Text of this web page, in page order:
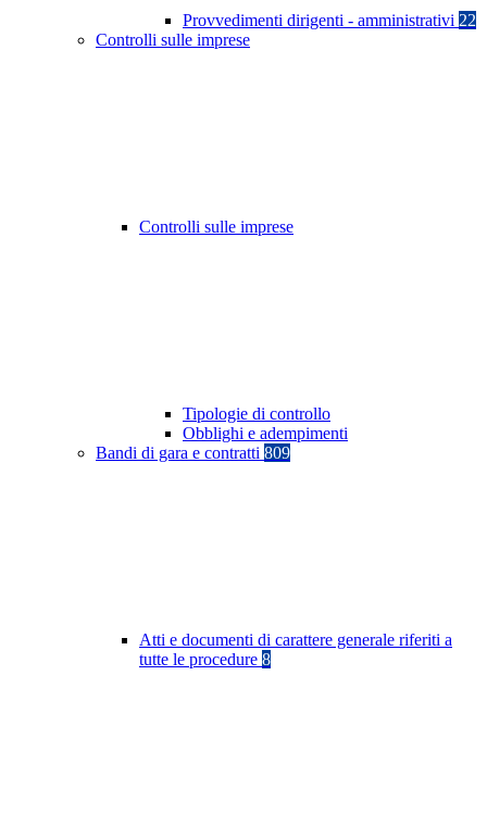
Provvedimenti dirigenti - amministrativi 22
Controlli sulle imprese
Controlli sulle imprese
Tipologie di controllo
Obblighi e adempimenti
Bandi di gara e contratti 809
Atti e documenti di carattere generale riferiti a
tutte le procedure 8